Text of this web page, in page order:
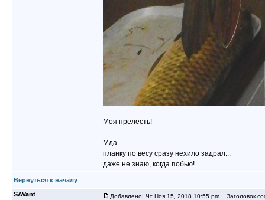
Моя прелесть!
Мда...
планку по весу сразу нехило задрал...
даже не знаю, когда побью!
Вернуться к началу
SAVant
Добавлено: Чт Ноя 15, 2018 10:55 pm Заголовок